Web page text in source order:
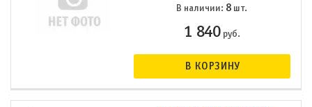
В наличии: 8 шт.
1 840руб.
В КОРЗИНУ